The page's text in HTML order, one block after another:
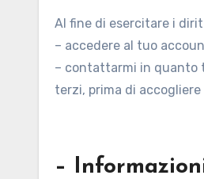
Al fine di esercitare i
– accedere al tuo
– contattarmi in quanto
terzi, prima di
–